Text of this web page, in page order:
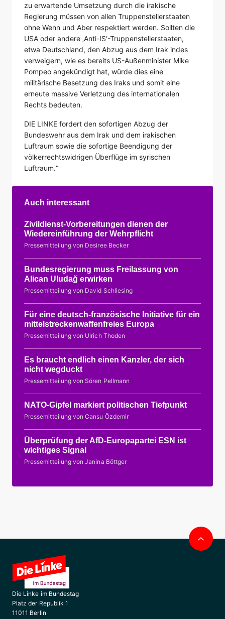
zu erwartende Umsetzung durch die irakische
Regierung müssen von allen Truppenstellerstaaten
ohne Wenn und Aber respektiert werden. Sollten die
USA oder andere ‚Anti-IS‘-Truppenstellerstaaten,
etwa Deutschland, den Abzug aus dem Irak indes
verweigern, wie es bereits US-Außenminister Mike
Pompeo angekündigt hat, würde dies eine
militärische Besetzung des Iraks und somit eine
erneute massive Verletzung des internationalen
Rechts bedeuten.
DIE LINKE fordert den sofortigen Abzug der
Bundeswehr aus dem Irak und dem irakischen
Luftraum sowie die sofortige Beendigung der
völkerrechtswidrigen Überflüge im syrischen
Luftraum.“
Auch interessant
Zivildienst-Vorbereitungen dienen der
Wiedereinführung der Wehrpflicht
Pressemitteilung von Desiree Becker
Bundesregierung muss Freilassung von
Alican Uludağ erwirken
Pressemitteilung von David Schliesing
Für eine deutsch-französische Initiative für ein
mittelstreckenwaffenfreies Europa
Pressemitteilung von Ulrich Thoden
Es braucht endlich einen Kanzler, der sich
nicht wegduckt
Pressemitteilung von Sören Pellmann
NATO-Gipfel markiert politischen Tiefpunkt
Pressemitteilung von Cansu Özdemir
Überprüfung der AfD-Europapartei ESN ist
wichtiges Signal
Pressemitteilung von Janina Böttger
Die Linke im Bundestag
Platz der Republik 1
11011 Berlin